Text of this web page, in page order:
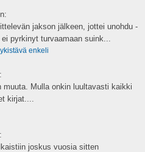
jakson jälkeen, jottei unohdu -
pyrkinyt turvaamaan suink...
enkeli
Mulla onkin luultavasti kaikki
kirjat....
joskus vuosia sitten